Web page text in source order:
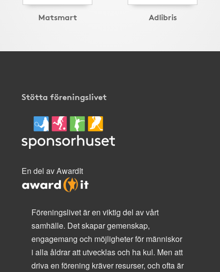
Matsmart Adlibris
Stötta föreningslivet
En del av AwardIt
Föreningslivet är en viktig del av vårt
samhälle. Det skapar gemenskap,
engagemang och möjligheter för människor
i alla åldrar att utvecklas och ha kul. Men att
driva en förening kräver resurser, och ofta är